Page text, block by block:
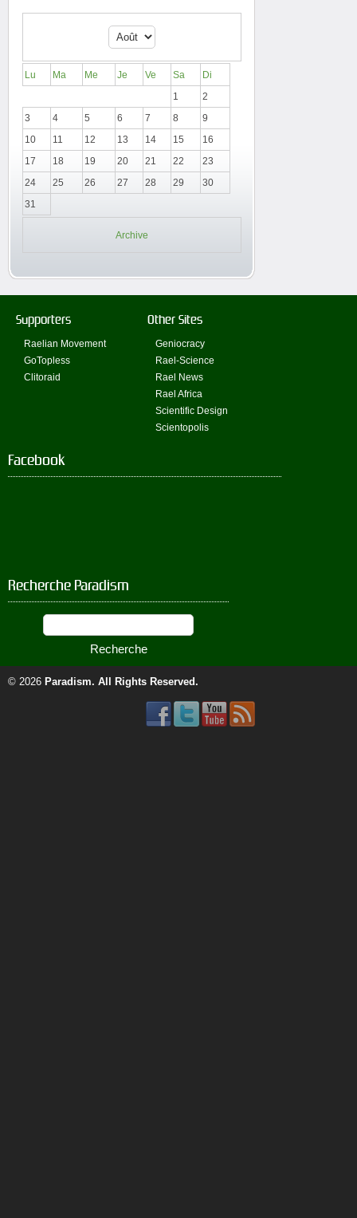
Lu Ma Me Je Ve Sa
Di
1
2
3
4 5 6 7 8
9
10
11 12 13 14 15
16
17
18 19 20 21 22
23
24
25 26 27 28 29
30
31
Archive
Supporters
Raelian Movement
GoTopless
Clitoraid
Other Sites
Geniocracy
Rael-Science
Rael News
Rael Africa
Scientific Design
Scientopolis
Facebook
Recherche Paradism
© 2026 Paradism. All Rights Reserved.